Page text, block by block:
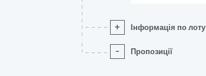
+ Інформація по лоту
- Пропозиції